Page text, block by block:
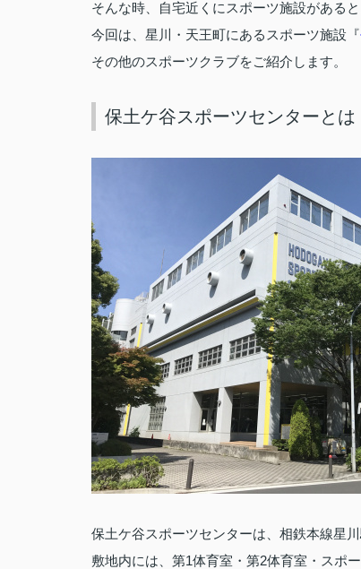
そんな時、自宅近くにスポーツ施設がある
今回は、星川・天王町にあるスポーツ施設『
その他のスポーツクラブをご紹介します。
保土ケ谷スポーツセンターとは
保土ケ谷スポーツセンターは、相鉄本線星
敷地内には、第1体育室・第2体育室・スポ